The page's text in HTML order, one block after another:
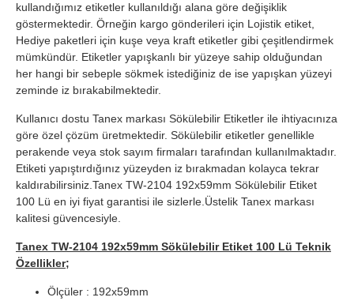
kullandığımız etiketler kullanıldığı alana göre değişiklik
göstermektedir. Örneğin kargo gönderileri için Lojistik etiket,
Hediye paketleri için kuşe veya kraft etiketler gibi çeşitlendirmek
mümkündür. Etiketler yapışkanlı bir yüzeye sahip olduğundan
her hangi bir sebeple sökmek istediğiniz de ise yapışkan yüzeyi
zeminde iz bırakabilmektedir.
Kullanıcı dostu Tanex markası Sökülebilir Etiketler ile ihtiyacınıza
göre özel çözüm üretmektedir. Sökülebilir etiketler genellikle
perakende veya stok sayım firmaları tarafından kullanılmaktadır.
Etiketi yapıştırdığınız yüzeyden iz bırakmadan kolayca tekrar
kaldırabilirsiniz.Tanex TW-2104 192x59mm Sökülebilir Etiket
100 Lü en iyi fiyat garantisi ile sizlerle.Üstelik Tanex markası
kalitesi güvencesiyle.
Tanex TW-2104 192x59mm Sökülebilir Etiket 100 Lü Teknik
Özellikler;
Ölçüler : 192x59mm